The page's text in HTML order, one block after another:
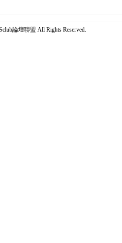
論壇聯盟 All Rights Reserved.